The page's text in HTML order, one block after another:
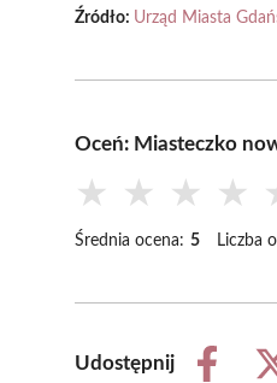
Źródło: Urząd Miasta
Oceń: Miasteczko
★ ★ ★ ★
Średnia ocena: 5 Liczba
Udostępnij
Share